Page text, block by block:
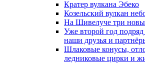
Кратер вулкана Эбеко
Козельский вулкан
На Шивелуче три
Уже второй год
наши друзья и
Шлаковые конусы,
ледниковые цирки и